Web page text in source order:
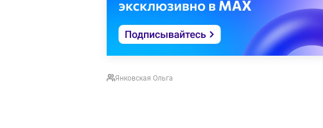
Янковская Ольга